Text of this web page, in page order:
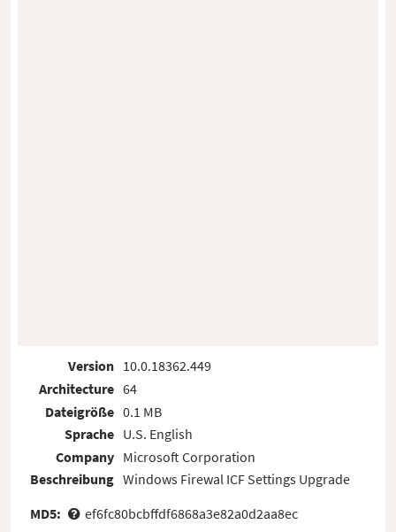
Version
Architecture
Dateigröße
Sprache
Company
Beschreibung
10.0.18362.449
64
0.1 MB
U.S. English
Microsoft Corporation
Windows Firewal ICF Settings Upgrade
MD5:
ef6fc80bcbffdf6868a3e82a0d2aa8ec